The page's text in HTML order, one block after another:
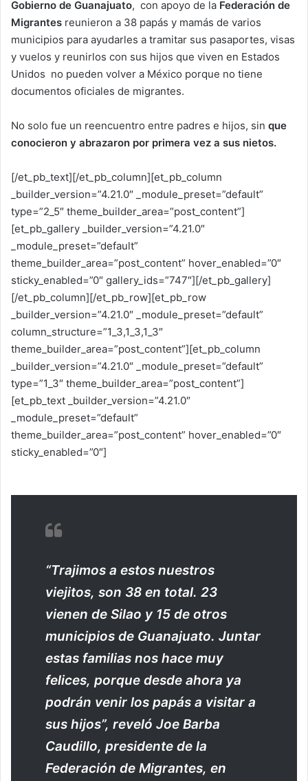
Gobierno de Guanajuato, con apoyo de la Federación de
Migrantes reunieron a 38 papás y mamás de varios
municipios para ayudarles a tramitar sus pasaportes, visas
y vuelos y reunirlos con sus hijos que viven en Estados
Unidos no pueden volver a México porque no tiene
documentos oficiales de migrantes.
No solo fue un reencuentro entre padres e hijos, sin que
conocieron y abrazaron por primera vez a sus nietos.
[/et_pb_text][/et_pb_column][et_pb_column
_builder_version=”4.21.0″ _module_preset=”default”
type=”2_5″ theme_builder_area=”post_content”]
[et_pb_gallery _builder_version=”4.21.0″
_module_preset=”default”
theme_builder_area=”post_content” hover_enabled=”0″
sticky_enabled=”0″ gallery_ids=”747″][/et_pb_gallery]
[/et_pb_column][/et_pb_row][et_pb_row
_builder_version=”4.21.0″ _module_preset=”default”
column_structure=”1_3,1_3,1_3″
theme_builder_area=”post_content”][et_pb_column
_builder_version=”4.21.0″ _module_preset=”default”
type=”1_3″ theme_builder_area=”post_content”]
[et_pb_text _builder_version=”4.21.0″
_module_preset=”default”
theme_builder_area=”post_content” hover_enabled=”0″
sticky_enabled=”0″]
“Trajimos a estos nuestros
viejitos, son 38 en total. 23
vienen de Silao y 15 de otros
municipios de Guanajuato. Juntar
estas familias nos hace muy
felices, porque desde ahora ya
podrán venir los papás a visitar a
sus hijos”, reveló Joe Barba
Caudillo, presidente de la
Federación de Migrantes, en